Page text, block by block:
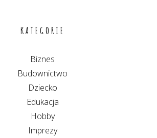
KATEGORIE
Biznes
Budownictwo
Dziecko
Edukacja
Hobby
Imprezy